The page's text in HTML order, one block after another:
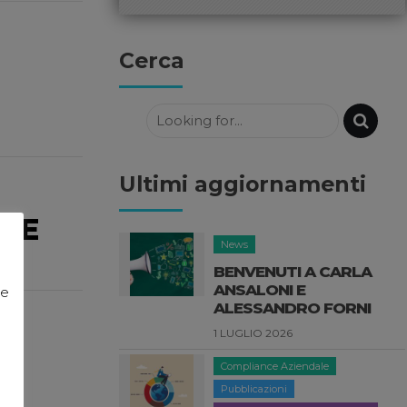
Cerca
Ultimi aggiornamenti
News
BENVENUTI A CARLA
ANSALONI E
ALESSANDRO FORNI
1 LUGLIO 2026
Compliance Aziendale
Pubblicazioni